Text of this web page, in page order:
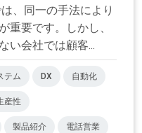
、同一の手法により
重要です。しかし、
い会社では顧客...
テム DX 自動化
産性
製品紹介 電話営業